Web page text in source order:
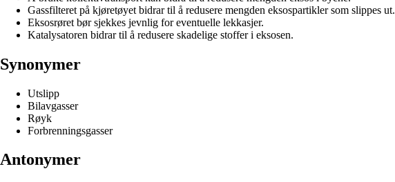
Gassfilteret på kjøretøyet bidrar til å redusere mengden eksospartikler som slippes ut.
Eksosrøret bør sjekkes jevnlig for eventuelle lekkasjer.
Katalysatoren bidrar til å redusere skadelige stoffer i eksosen.
Synonymer
Utslipp
Bilavgasser
Røyk
Forbrenningsgasser
Antonymer